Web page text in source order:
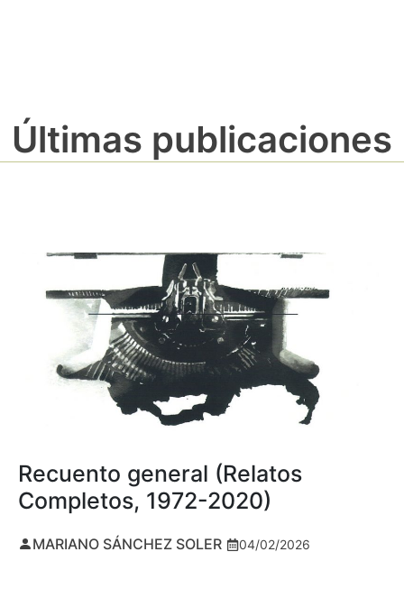
Últimas publicaciones
Recuento general (Relatos
Completos, 1972-2020)
MARIANO SÁNCHEZ SOLER 04/02/2026